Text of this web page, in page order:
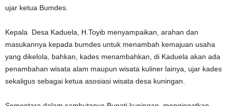
ujar ketua Bumdes.
Kepala Desa Kaduela, H.Toyib menyampaikan, arahan dan
masukannya kepada bumdes untuk menambah kemajuan usaha
yang dikelola, bahkan, kades menambahkan, di Kaduela akan ada
penambahan wisata alam maupun wisata kuliner lainya, ujar kades
sekaligus sebagai ketua asosiasi wisata desa kuningan.